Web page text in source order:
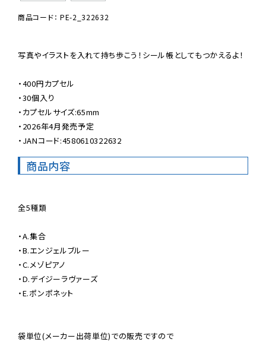
商品コード： PE-2_322632
写真やイラストを入れて持ち歩こう！シール帳としてもつかえるよ！
・400円カプセル
・30個入り
・カプセルサイズ:65mm
・2026年4月発売予定
・JANコード:4580610322632
商品内容
全5種類
・A.集合
・B.エンジェルブルー
・C.メゾピアノ
・D.デイジーラヴァーズ
・E.ポンポネット
袋単位(メーカー出荷単位)での販売ですので